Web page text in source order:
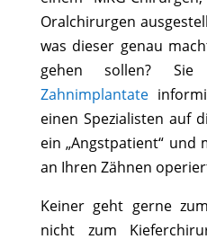
Oralchirurgen
was dieser genau
gehen sollen?
Zahnimplantate
einen Spezialisten auf
ein „Angstpatient“ und
an Ihren Zähnen
Keiner geht gerne
nicht zum